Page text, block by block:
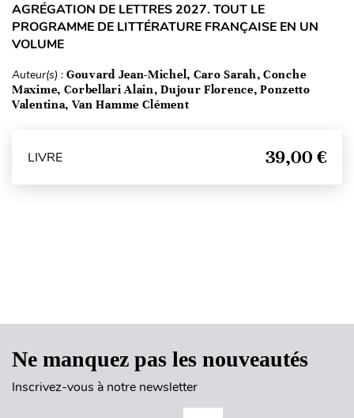
AGRÉGATION DE LETTRES 2027. TOUT LE
PROGRAMME DE LITTÉRATURE FRANÇAISE EN UN
VOLUME
Auteur(s) : Gouvard Jean-Michel, Caro Sarah, Conche
Maxime, Corbellari Alain, Dujour Florence, Ponzetto
Valentina, Van Hamme Clément
LIVRE 39,00 €
Ne manquez pas les nouveautés
Inscrivez-vous à notre newsletter